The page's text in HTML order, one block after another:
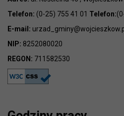
Telefon: (0-25) 755 41 01 Telefon:
E-mail:
NIP: 8252080020
REGON: 711582530